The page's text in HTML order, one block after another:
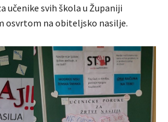
učenike svih škola u Županiji
osvrtom na obiteljsko nasilje.